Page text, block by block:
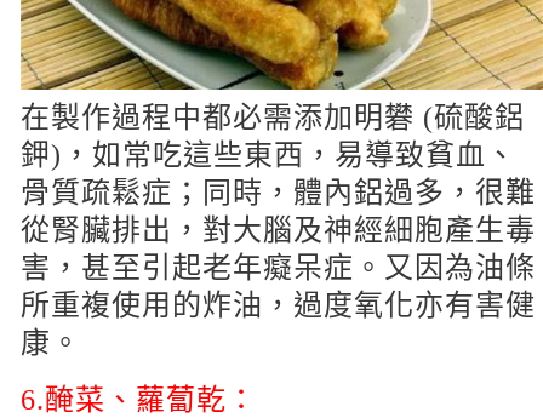
在製作過程中都必需添加明礬 (硫酸鋁
鉀)，如常吃這些東西，易導致貧血、
骨質疏鬆症；同時，體內鋁過多，很難
從腎臟排出，對大腦及神經細胞產生毒
害，甚至引起老年癡呆症。又因為油條
所重複使用的炸油，過度氧化亦有害健
康。
6.醃菜、蘿蔔乾：